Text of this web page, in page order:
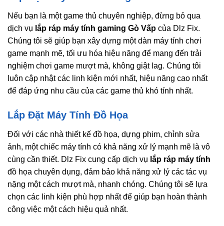
Nếu bạn là một game thủ chuyên nghiệp, đừng bỏ qua
dịch vụ lắp ráp máy tính gaming Gò Vấp của Dlz Fix.
Chúng tôi sẽ giúp bạn xây dựng một dàn máy tính chơi
game mạnh mẽ, tối ưu hóa hiệu năng để mang đến trải
nghiệm chơi game mượt mà, không giật lag. Chúng tôi
luôn cập nhật các linh kiện mới nhất, hiệu năng cao nhất
để đáp ứng nhu cầu của các game thủ khó tính nhất.
Lắp Đặt Máy Tính Đồ Họa
Đối với các nhà thiết kế đồ họa, dựng phim, chỉnh sửa
ảnh, một chiếc máy tính có khả năng xử lý mạnh mẽ là vô
cùng cần thiết. Dlz Fix cung cấp dịch vụ lắp ráp máy tính
đồ họa chuyên dụng, đảm bảo khả năng xử lý các tác vụ
nặng một cách mượt mà, nhanh chóng. Chúng tôi sẽ lựa
chọn các linh kiện phù hợp nhất để giúp bạn hoàn thành
công việc một cách hiệu quả nhất.